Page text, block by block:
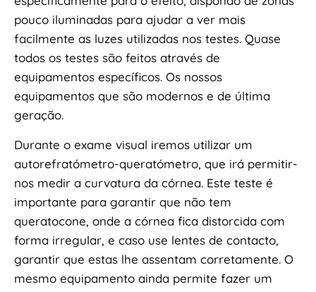
pouco iluminadas para ajudar a ver mais
facilmente as luzes utilizadas nos testes. Quase
todos os testes são feitos através de
equipamentos específicos. Os nossos
equipamentos que são modernos e de última
geração.
Durante o exame visual iremos utilizar um
autorefratómetro-queratómetro, que irá permitir-
nos medir a curvatura da córnea. Este teste é
importante para garantir que não tem
queratocone, onde a córnea fica distorcida com
forma irregular, e caso use lentes de contacto,
garantir que estas lhe assentam corretamente. O
mesmo equipamento ainda permite fazer um